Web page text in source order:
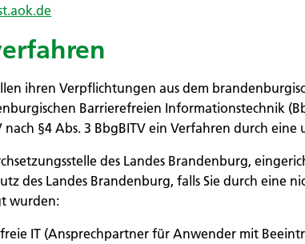
ihren Verpflichtungen aus dem
Barrierefreien Informationstechnik
§4 Abs. 3 BbgBITV ein Verfahren durch
des Landes Brandenburg,
des Landes Brandenburg, falls Sie durch eine
wurden:
IT (Ansprechpartner für Anwender mit